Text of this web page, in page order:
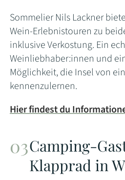
Sommelier Nils Lackner
Wein-Erlebnistouren zu
inklusive Verkostung. Ein
Weinliebhaber:innen und
Möglichkeit, die Insel von
kennenzulernen.
Hier findest du
Camping-
Klapprad in